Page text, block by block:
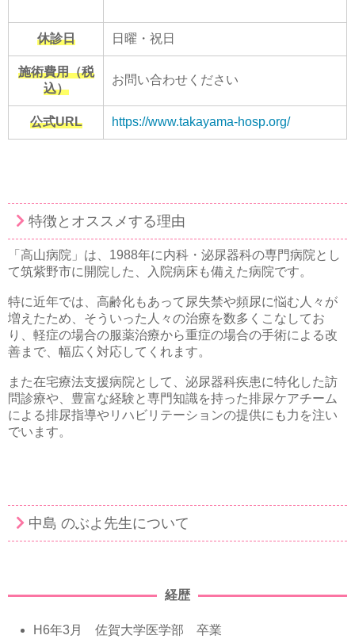
休診日 日曜・祝日
施術費用（税
込）
お問い合わせください
公式URL https://www.takayama-hosp.org/
特徴とオススメする理由
「高山病院」は、1988年に内科・泌尿器科の専門病院とし
て筑紫野市に開院した、入院病床も備えた病院です。
特に近年では、高齢化もあって尿失禁や頻尿に悩む人々が
増えたため、そういった人々の治療を数多くこなしてお
り、軽症の場合の服薬治療から重症の場合の手術による改
善まで、幅広く対応してくれます。
また在宅療法支援病院として、泌尿器科疾患に特化した訪
問診療や、豊富な経験と専門知識を持った排尿ケアチーム
による排尿指導やリハビリテーションの提供にも力を注い
でいます。
中島 のぶよ先生について
経歴
H6年3月 佐賀大学医学部 卒業